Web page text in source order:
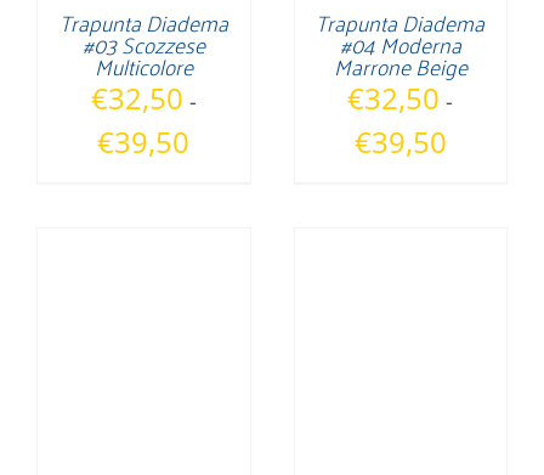
Trapunta Diadema
#03 Scozzese
Multicolore
€32,50 -
€39,50
Trapunta Diadema
#04 Moderna
Marrone Beige
€32,50 -
€39,50Fascia